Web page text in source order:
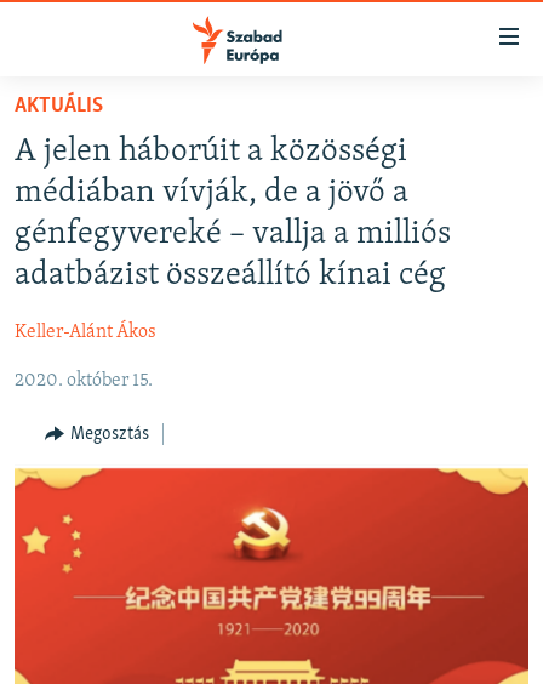
Akadálymentes
Ugrás
fő
oldalra
Ugrás
tartalomjegyzékre
keresésre
NAPIRENDEN
AKTUÁLIS
PODCASTOK
VIDEÓK
SZABADON
TÁRSADALOM
DEMOKRÁCIA
A PÉNZ NYOMÁBAN
EURÓPAI UNIÓ
AKTUÁLIS
A jelen háborúit a közösségi
médiában vívják, de a jövő a
génfegyvereké – vallja a milliós
adatbázist összeállító kínai cég
Keller-Alánt Ákos
2020. október 15.
Megosztás
FELIRATKOZÁS